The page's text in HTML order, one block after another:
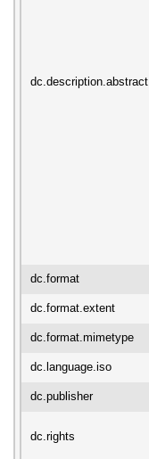
dc.description.abstract
dc.format
dc.format.extent
dc.format.mimetype
dc.language.iso
dc.publisher
dc.rights